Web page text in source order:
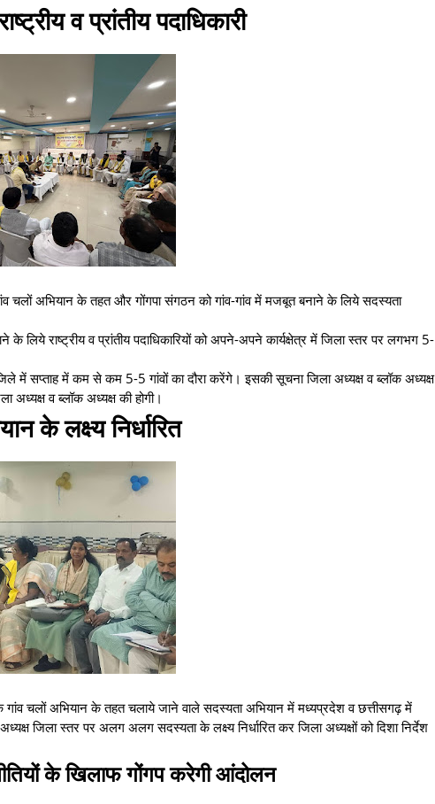
व प्रांतीय पदाधिकारी
गांव चलों अभियान के तहत और गोंगपा संगठन को गांव-गांव में मजबूत बनाने के लिये सदस्यता
लिये राष्ट्रीय व प्रांतीय पदाधिकारियों को अपने-अपने कार्यक्षेत्र में जिला स्तर पर लगभग 5-
में सप्ताह में कम से कम 5-5 गांवों का दौरा करेंगे। इसकी सूचना जिला अध्यक्ष व ब्लॉक अध्यक्ष
अध्यक्ष व ब्लॉक अध्यक्ष की होगी।
के लक्ष्य निर्धारित
गांव चलों अभियान के तहत चलाये जाने वाले सदस्यता अभियान में मध्यप्रदेश व छत्तीसगढ़ में
जिला स्तर पर अलग अलग सदस्यता के लक्ष्य निर्धारित कर जिला अध्यक्षों को दिशा निर्देश
के खिलाफ गोंगप करेगी आंदोलन